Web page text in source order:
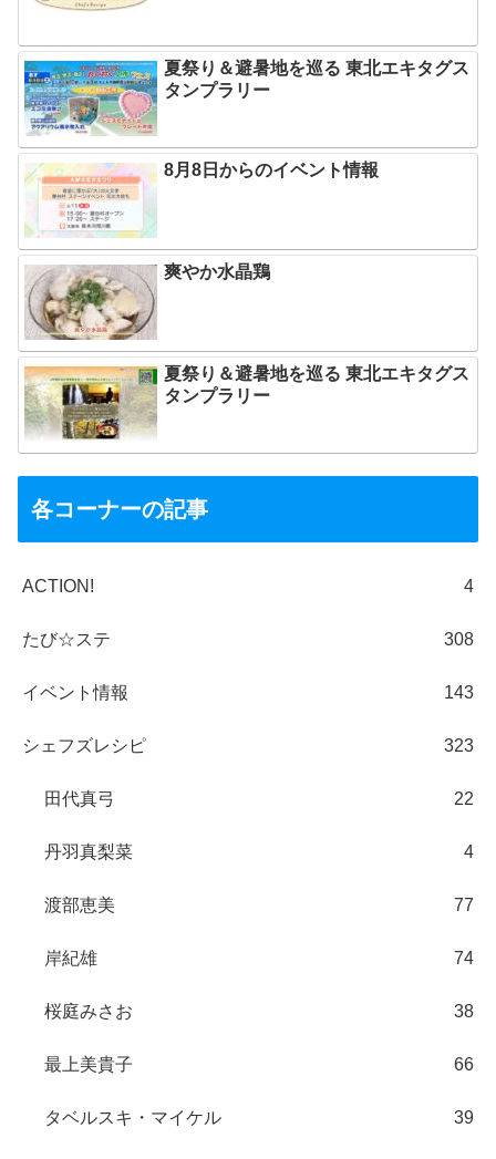
夏祭り＆避暑地を巡る 東北エキタグス
タンプラリー
8月8日からのイベント情報
爽やか水晶鶏
夏祭り＆避暑地を巡る 東北エキタグス
タンプラリー
各コーナーの記事
ACTION! 4
たび☆ステ 308
イベント情報 143
シェフズレシピ 323
田代真弓 22
丹羽真梨菜 4
渡部恵美 77
岸紀雄 74
桜庭みさお 38
最上美貴子 66
タベルスキ・マイケル 39